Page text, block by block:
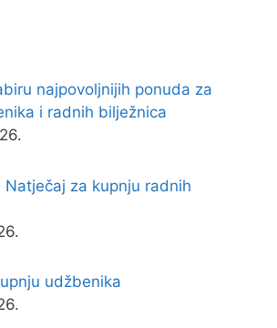
najpovoljnijih ponuda za
i radnih bilježnica
Natječaj za kupnju radnih
udžbenika